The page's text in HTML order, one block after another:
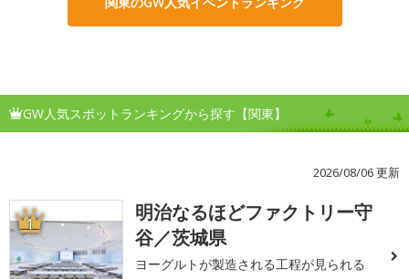
GW人気スポットランキングから探す【関東】
2026/08/06 更新
1
明治なるほどファクトリー守
谷／茨城県
ヨーグルトが製造される工程が見られる